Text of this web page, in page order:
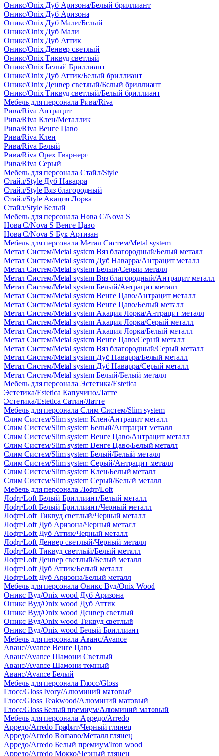
Оникс/Onix Дуб Аризона/Белый бриллиант
Оникс/Onix Дуб Аризона
Оникс/Onix Дуб Мали/Белый
Оникс/Onix Дуб Мали
Оникс/Onix Дуб Аттик
Оникс/Onix Денвер светлый
Оникс/Onix Тиквуд светлый
Оникс/Onix Белый Бриллиант
Оникс/Onix Дуб Аттик/Белый бриллиант
Оникс/Onix Денвер светлый/Белый бриллиант
Оникс/Onix Тиквуд светлый/Белый бриллиант
Мебель для персонала Рива/Riva
Рива/Riva Антрацит
Рива/Riva Клен/Металлик
Рива/Riva Венге Цаво
Рива/Riva Клен
Рива/Riva Белый
Рива/Riva Орех Гварнери
Рива/Riva Серый
Мебель для персонала Стайл/Style
Стайл/Style Дуб Наварра
Стайл/Style Вяз благородный
Стайл/Style Акация Лорка
Стайл/Style Белый
Мебель для персонала Нова С/Nova S
Нова С/Nova S Венге Цаво
Нова С/Nova S Бук Артизан
Мебель для персонала Метал Систем/Metal system
Метал Систем/Metal system Вяз благородный/Белый металл
Метал Систем/Metal system Дуб Наварра/Антрацит металл
Метал Систем/Metal system Белый/Серый металл
Метал Систем/Metal system Вяз благородный/Антрацит металл
Метал Систем/Metal system Белый/Антрацит металл
Метал Систем/Metal system Венге Цаво/Антрацит металл
Метал Систем/Metal system Венге Цаво/Белый металл
Метал Систем/Metal system Акация Лорка/Антрацит металл
Метал Систем/Metal system Акация Лорка/Серый металл
Метал Систем/Metal system Акация Лорка/Белый металл
Метал Систем/Metal system Венге Цаво/Серый металл
Метал Систем/Metal system Вяз благородный/Серый металл
Метал Систем/Metal system Дуб Наварра/Белый металл
Метал Систем/Metal system Дуб Наварра/Серый металл
Метал Систем/Metal system Белый/Белый металл
Мебель для персонала Эстетика/Estetica
Эстетика/Estetica Капучино/Латте
Эстетика/Estetica Сатин/Латте
Мебель для персонала Слим Систем/Slim system
Слим Систем/Slim system Клен/Антрацит металл
Слим Систем/Slim system Белый/Антрацит металл
Слим Систем/Slim system Венге Цаво/Антрацит металл
Слим Систем/Slim system Венге Цаво/Белый металл
Слим Систем/Slim system Белый/Белый металл
Слим Систем/Slim system Серый/Антрацит металл
Слим Систем/Slim system Клен/Белый металл
Слим Систем/Slim system Серый/Белый металл
Мебель для персонала Лофт/Loft
Лофт/Loft Белый Бриллиант/Белый металл
Лофт/Loft Белый Бриллиант/Черный металл
Лофт/Loft Тиквуд светлый/Черный металл
Лофт/Loft Дуб Аризона/Черный металл
Лофт/Loft Дуб Аттик/Черный металл
Лофт/Loft Денвер светлый/Черный металл
Лофт/Loft Тиквуд светлый/Белый металл
Лофт/Loft Денвер светлый/Белый металл
Лофт/Loft Дуб Аттик/Белый металл
Лофт/Loft Дуб Аризона/Белый металл
Мебель для персонала Оникс Вуд/Onix Wood
Оникс Вуд/Onix wood Дуб Аризона
Оникс Вуд/Onix wood Дуб Аттик
Оникс Вуд/Onix wood Денвер светлый
Оникс Вуд/Onix wood Тиквуд светлый
Оникс Вуд/Onix wood Белый Бриллиант
Мебель для персонала Аванс/Avance
Аванс/Avance Венге Цаво
Аванс/Avance Шамони Светлый
Аванс/Avance Шамони темный
Аванс/Avance Белый
Мебель для персонала Глосс/Gloss
Глосс/Gloss Ivory/Алюминий матовый
Глосс/Gloss Teakwood/Алюминий матовый
Глосс/Gloss Белый премиум/Алюминий матовый
Мебель для персонала Арредо/Arredo
Арредо/Arredo Графит/Черный глянец
Арредо/Arredo Romano/Металл глянец
Арредо/Arredo Белый премиум/Iron wood
Арредо/Arredo Мокко/Черный глянец